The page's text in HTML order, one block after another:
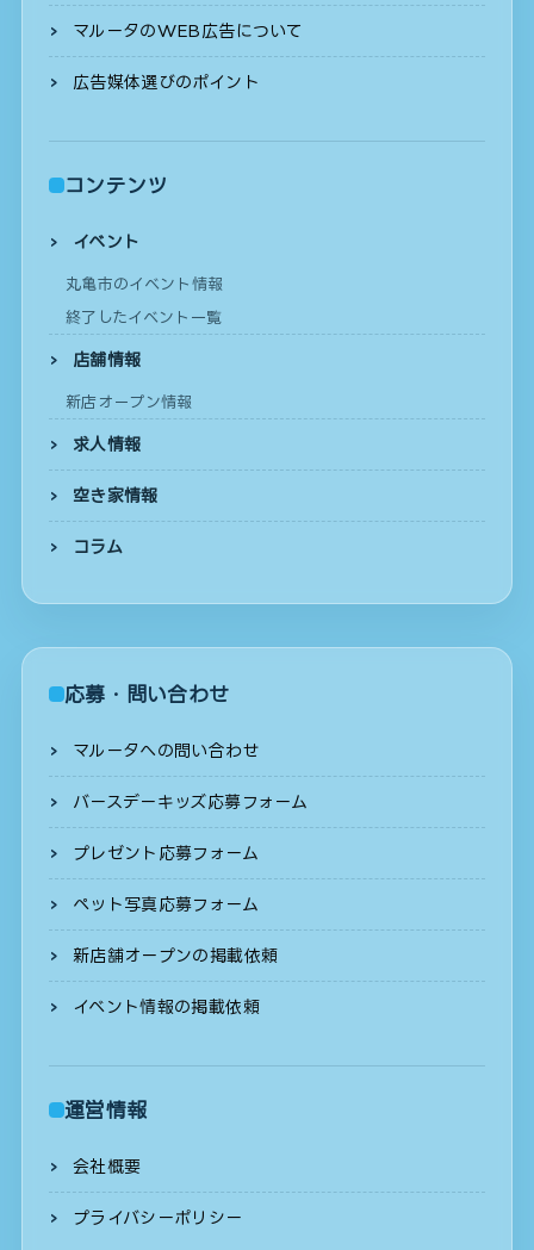
マルータのWEB広告について
広告媒体選びのポイント
コンテンツ
イベント
丸亀市のイベント情報
終了したイベント一覧
店舗情報
新店オープン情報
求人情報
空き家情報
コラム
応募・問い合わせ
マルータへの問い合わせ
バースデーキッズ応募フォーム
プレゼント応募フォーム
ペット写真応募フォーム
新店舗オープンの掲載依頼
イベント情報の掲載依頼
運営情報
会社概要
プライバシーポリシー